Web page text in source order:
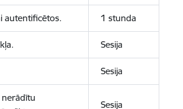
autentificētos. 1 stunda
Sesija
Sesija
nerādītu
Sesija